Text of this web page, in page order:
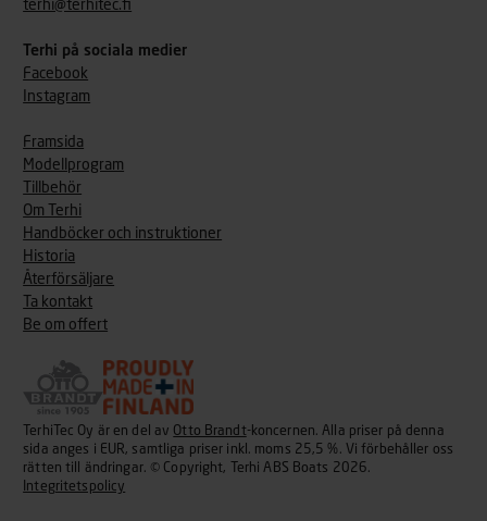
terhi@terhitec.fi
Terhi på sociala medier
Facebook
Instagram
Framsida
Modellprogram
Tillbehör
Om Terhi
Handböcker och instruktioner
Historia
Återförsäljare
Ta kontakt
Be om offert
TerhiTec Oy är en del av Otto Brandt-koncernen. Alla priser på denna
sida anges i EUR, samtliga priser inkl. moms 25,5 %. Vi förbehåller oss
rätten till ändringar. © Copyright, Terhi ABS Boats 2026.
Integritetspolicy